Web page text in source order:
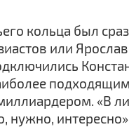
кольца был
или
«В